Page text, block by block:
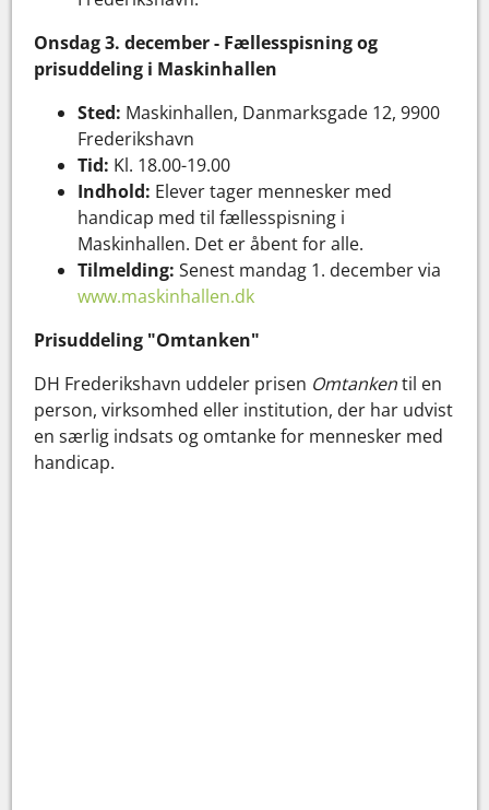
Onsdag 3. december - Fællesspisning og
prisuddeling i Maskinhallen
Sted: Maskinhallen, Danmarksgade 12, 9900
Frederikshavn
Tid: Kl. 18.00-19.00
Indhold: Elever tager mennesker med
handicap med til fællesspisning i
Maskinhallen. Det er åbent for alle.
Tilmelding: Senest mandag 1. december via
www.maskinhallen.dk
Prisuddeling "Omtanken"
DH Frederikshavn uddeler prisen Omtankentil en
person, virksomhed eller institution, der har udvist
en særlig indsats og omtanke for mennesker med
handicap.